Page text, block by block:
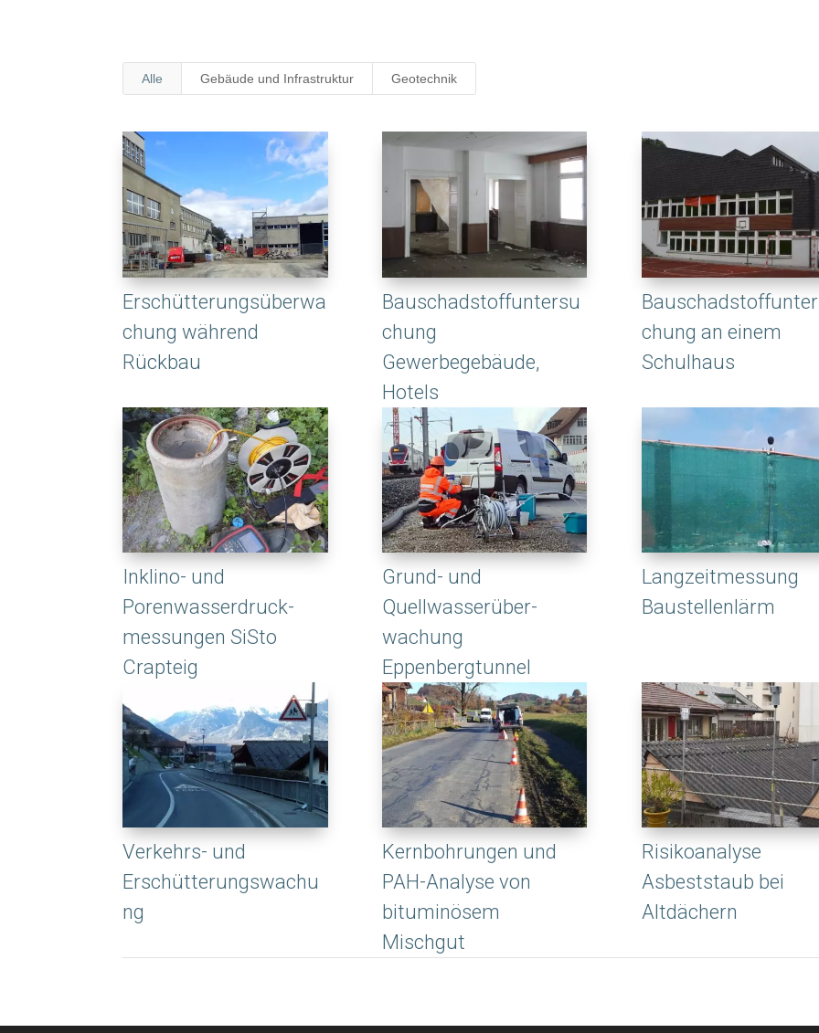
Alle Gebäude und Infrastruktur Geotechnik
Erschütterungsüberwa
chung während
Rückbau
Bauschadstoffuntersu
chung
Gewerbegebäude,
Hotels
chung an einem
Schulhaus
Inklino- und
Porenwasserdruck-
messungen SiSto
Crapteig
Grund- und
Quellwasserüber-
wachung
Eppenbergtunnel
Langzeitmessung
Baustellenlärm
Verkehrs- und
Erschütterungswachu
ng
Kernbohrungen und
PAH-Analyse von
bituminösem
Mischgut
Risikoanalyse
Asbeststaub bei
Altdächern